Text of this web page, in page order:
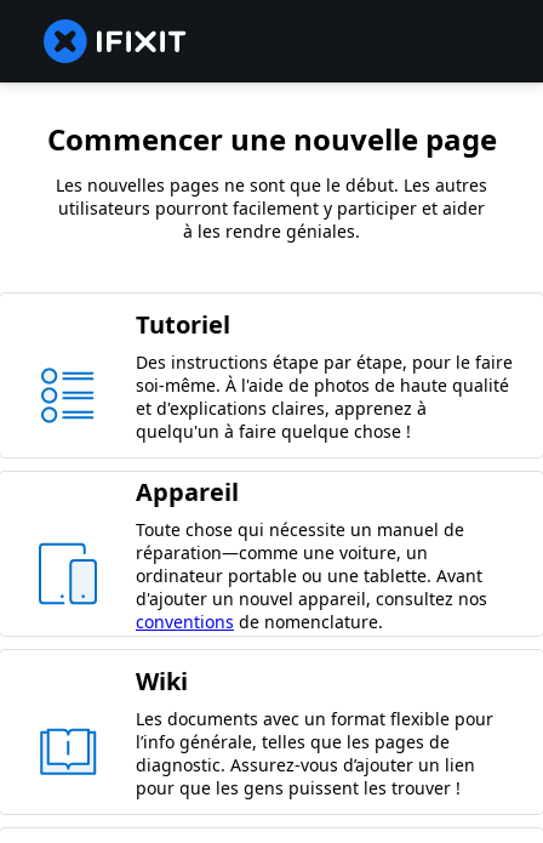
Commencer une nouvelle page
Les nouvelles pages ne sont que le début. Les autres
utilisateurs pourront facilement y participer et aider
à les rendre géniales.
Tutoriel
Des instructions étape par étape, pour le faire
soi-même. À l'aide de photos de haute qualité
et d'explications claires, apprenez à
quelqu'un à faire quelque chose !
Appareil
Toute chose qui nécessite un manuel de
réparation—comme une voiture, un
ordinateur portable ou une tablette. Avant
d'ajouter un nouvel appareil, consultez nos
conventions de nomenclature.
Wiki
Les documents avec un format flexible pour
l’info générale, telles que les pages de
diagnostic. Assurez-vous d’ajouter un lien
pour que les gens puissent les trouver !